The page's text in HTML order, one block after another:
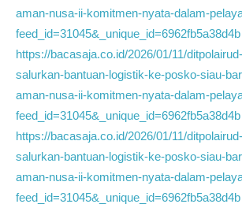
aman-nusa-ii-komitmen-nyata-dalam-
feed_id=31045&_unique_id=6962fb5a38d4b
https://bacasaja.co.id/2026/01/11/
salurkan-bantuan-logistik-ke-posko-siau-
aman-nusa-ii-komitmen-nyata-dalam-
feed_id=31045&_unique_id=6962fb5a38d4b
https://bacasaja.co.id/2026/01/11/
salurkan-bantuan-logistik-ke-posko-siau-
aman-nusa-ii-komitmen-nyata-dalam-
feed_id=31045&_unique_id=6962fb5a38d4b